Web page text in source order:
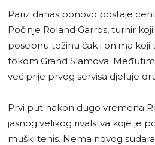
Pariz danas ponovo postaje
Počinje Roland Garros, turnir
posebnu težinu čak i onima koji
tokom Grand Slamova.
već prije prvog servisa djeluje
Prvi put nakon dugo vremena
jasnog velikog rivalstva koje je
muški tenis. Nema novog